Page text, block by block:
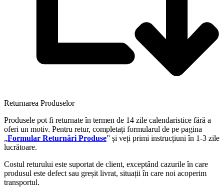
Returnarea Produselor
Produsele pot fi returnate în termen de 14 zile calendaristice fără a
oferi un motiv. Pentru retur, completați formularul de pe pagina
„Formular Returnări Produse” și veți primi instrucțiuni în 1-3 zile
lucrătoare.
Costul returului este suportat de client, exceptând cazurile în care
produsul este defect sau greșit livrat, situații în care noi acoperim
transportul.